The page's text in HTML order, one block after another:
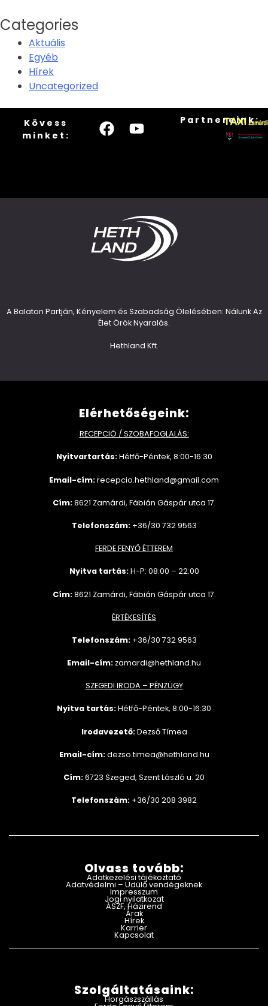
Categories
Aktuális
Egyéb
Hírek
Uncategorized
Kövess
minket:
Partnereink:
A Balaton Partján, Kényelem és Szabadság Ölelésében: Nálunk Az
Élet Örök Nyaralás.
Hethland Kft.
Elérhetőségeink:
RECEPCIÓ / SZOBAFOGLALÁS:
Nyitvartartás:Hétfő-Péntek, 8:00-16:30
Email-cím:recepcio.hethland@gmail.com
Cím:8621 Zamárdi, Fábián Gáspár utca 17.
Telefonszám: +36/30 732 9563
FERDE FENYŐ ÉTTEREM
Nyitva tartás:H-P: 08:00 – 22:00
Cím:8621 Zamárdi, Fábián Gáspár utca 17.
ÉRTÉKESÍTÉS
Telefonszám: +36/30 7329563
Email-cím: zamardi@hethland.hu
SZEGEDI IRODA – PÉNZÜGY
Nyitva tartás:Hétfő-Péntek, 8:00-16:30
Irodavezető:Dezső Tímea
Email-cím: dezso.timea@hethland.hu
Cím:6723 Szeged, Szent László u. 20
Telefonszám: +36/30 208 3982
Olvass tovább:
Adatkezelési tájékoztató
Adatvédelmi – Üdülő vendégeknek
Impresszum
Jogi nyilatkozat
ÁSZF, Házirend
Árak
Hírek
Karrier
Kapcsolat
Szolgáltatásaink:
Horgászszállás